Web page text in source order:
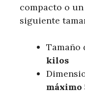
compacto o
siguiente
Tamaño
kilos
máximo